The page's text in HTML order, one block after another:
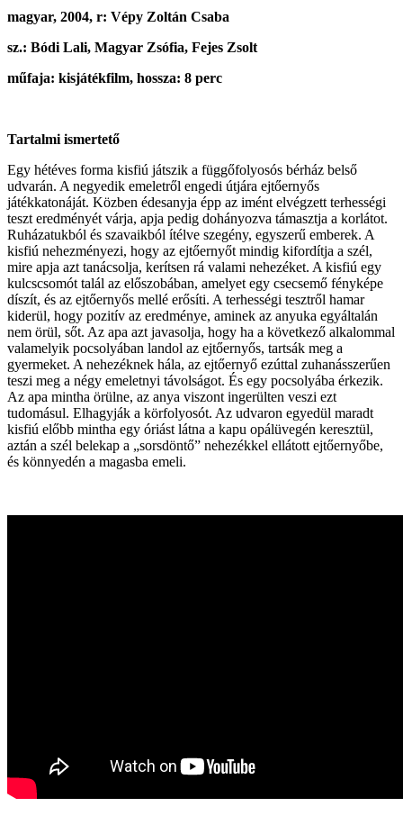
magyar, 2004, r: Vépy Zoltán Csaba
sz.: Bódi Lali, Magyar Zsófia, Fejes Zsolt
műfaja: kisjátékfilm, hossza: 8 perc
Tartalmi ismertető
Egy hétéves forma kisfiú játszik a függőfolyosós bérház belső
udvarán. A negyedik emeletről engedi útjára ejtőernyős
játékkatonáját. Közben édesanyja épp az imént elvégzett terhességi
teszt eredményét várja, apja pedig dohányozva támasztja a korlátot.
Ruházatukból és szavaikból ítélve szegény, egyszerű emberek. A
kisfiú nehezményezi, hogy az ejtőernyőt mindig kifordítja a szél,
mire apja azt tanácsolja, kerítsen rá valami nehezéket. A kisfiú egy
kulcscsomót talál az előszobában, amelyet egy csecsemő fényképe
díszít, és az ejtőernyős mellé erősíti. A terhességi tesztről hamar
kiderül, hogy pozitív az eredménye, aminek az anyuka egyáltalán
nem örül, sőt. Az apa azt javasolja, hogy ha a következő alkalommal
valamelyik pocsolyában landol az ejtőernyős, tartsák meg a
gyermeket. A nehezéknek hála, az ejtőernyő ezúttal zuhanásszerűen
teszi meg a négy emeletnyi távolságot. És egy pocsolyába érkezik.
Az apa mintha örülne, az anya viszont ingerülten veszi ezt
tudomásul. Elhagyják a körfolyosót. Az udvaron egyedül maradt
kisfiú előbb mintha egy óriást látna a kapu opálüvegén keresztül,
aztán a szél belekap a „sorsdöntő” nehezékkel ellátott ejtőernyőbe,
és könnyedén a magasba emeli.